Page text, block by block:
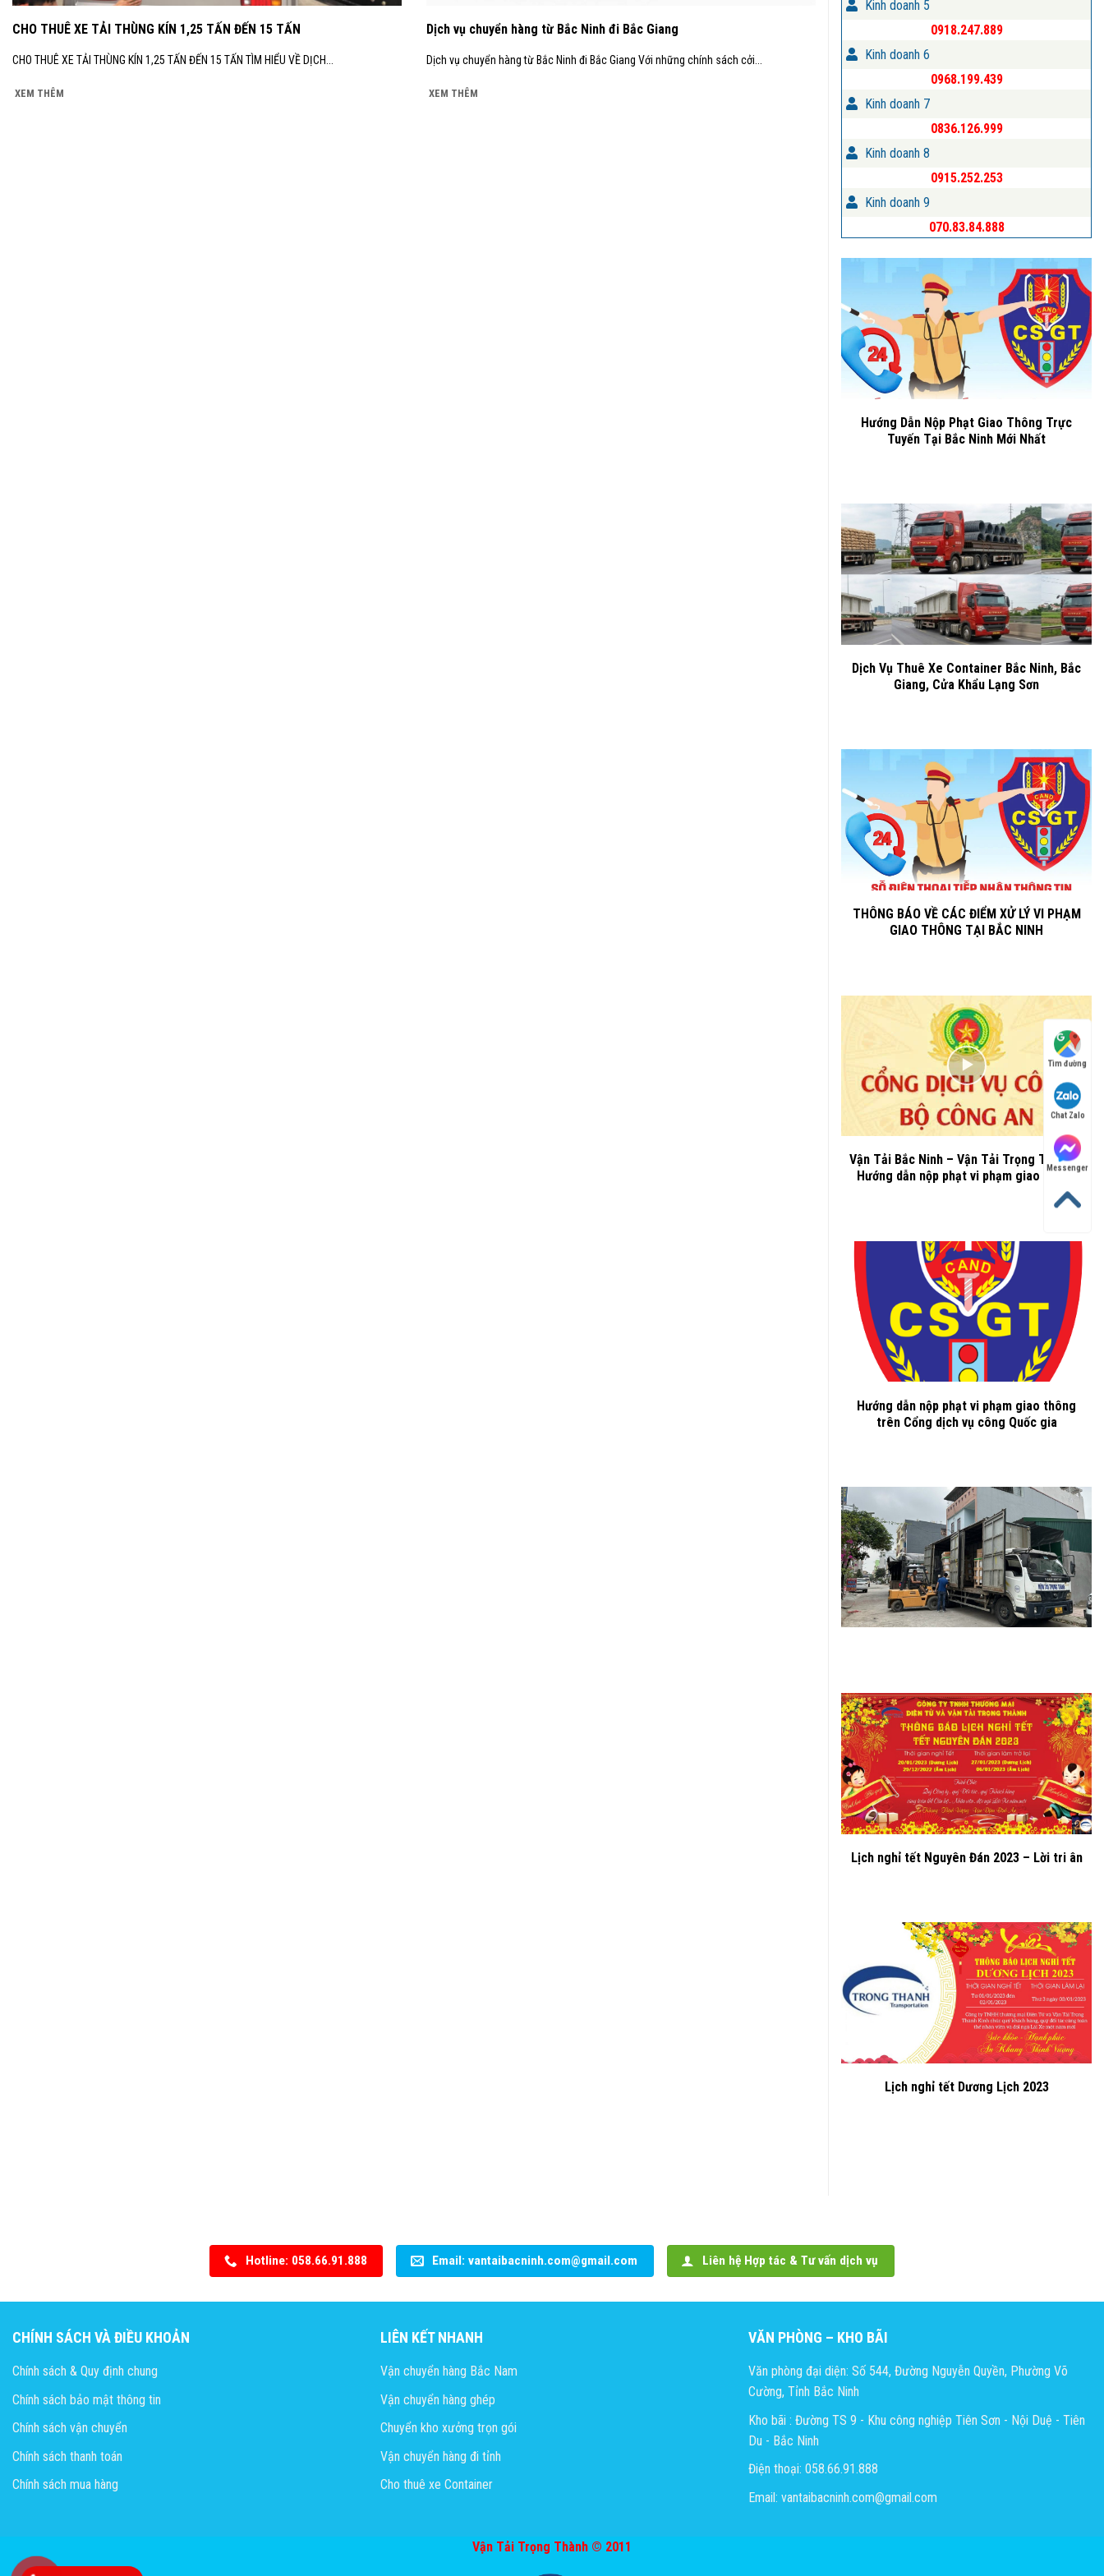
CHO THUÊ XE TẢI THÙNG KÍN 1,25 TẤN ĐẾN 15 TẤN
CHO THUÊ XE TẢI THÙNG KÍN 1,25 TẤN ĐẾN 15 TẤN TÌM HIỂU VỀ DỊCH...
XEM THÊM
Dịch vụ chuyển hàng từ Bắc Ninh đi Bắc Giang
Dịch vụ chuyển hàng từ Bắc Ninh đi Bắc Giang Với những chính sách cởi...
XEM THÊM
Kinh doanh 5
0918.247.889
Kinh doanh 6
0968.199.439
Kinh doanh 7
0836.126.999
Kinh doanh 8
0915.252.253
Kinh doanh 9
070.83.84.888
Hướng Dẫn Nộp Phạt Giao Thông Trực
Tuyến Tại Bắc Ninh Mới Nhất
Dịch Vụ Thuê Xe Container Bắc Ninh, Bắc
Giang, Cửa Khẩu Lạng Sơn
THÔNG BÁO VỀ CÁC ĐIỂM XỬ LÝ VI PHẠM
GIAO THÔNG TẠI BẮC NINH
Vận Tải Bắc Ninh – Vận Tải Trọng Thành –
Hướng dẫn nộp phạt vi phạm giao thông
Hướng dẫn nộp phạt vi phạm giao thông
trên Cổng dịch vụ công Quốc gia
Lịch nghỉ tết Nguyên Đán 2023 – Lời tri ân
Lịch nghỉ tết Dương Lịch 2023
Hotline: 058.66.91.888 Email: vantaibacninh.com@gmail.com Liên hệ Hợp tác & Tư vấn dịch vụ
CHÍNH SÁCH VÀ ĐIỀU KHOẢN
Chính sách & Quy định chung
Chính sách bảo mật thông tin
Chính sách vận chuyển
Chính sách thanh toán
Chính sách mua hàng
LIÊN KẾT NHANH
Vận chuyển hàng Bắc Nam
Vận chuyển hàng ghép
Chuyển kho xưởng trọn gói
Vận chuyển hàng đi tỉnh
Cho thuê xe Container
VĂN PHÒNG – KHO BÃI
Văn phòng đại diện: Số 544, Đường Nguyễn Quyền, Phường Võ
Cường, Tỉnh Bắc Ninh
Kho bãi : Đường TS 9 - Khu công nghiệp Tiên Sơn - Nội Duệ - Tiên
Du - Bắc Ninh
Điện thoại: 058.66.91.888
Email: vantaibacninh.com@gmail.com
Vận Tải Trọng Thành © 2011
Tìm đường
Chat Zalo
Messenger